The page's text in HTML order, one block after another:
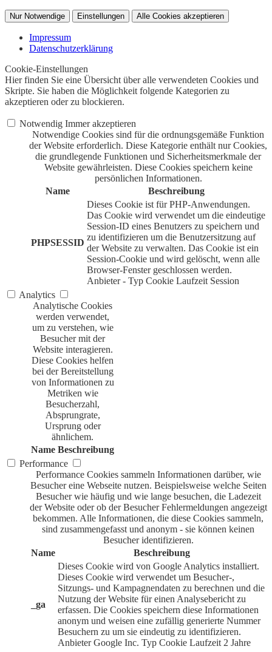
Nur Notwendige Einstellungen Alle Cookies akzeptieren
Impressum
Datenschutzerklärung
Cookie-Einstellungen
Hier finden Sie eine Übersicht über alle verwendeten Cookies und
Skripte. Sie haben die Möglichkeit folgende Kategorien zu
akzeptieren oder zu blockieren.
Notwendig Immer akzeptieren
Notwendige Cookies sind für die ordnungsgemäße Funktion
der Website erforderlich. Diese Kategorie enthält nur Cookies,
die grundlegende Funktionen und Sicherheitsmerkmale der
Website gewährleisten. Diese Cookies speichern keine
persönlichen Informationen.
Name
Beschreibung
PHPSESSID
Dieses Cookie ist für PHP-Anwendungen.
Das Cookie wird verwendet um die eindeutige
Session-ID eines Benutzers zu speichern und
zu identifizieren um die Benutzersitzung auf
der Website zu verwalten. Das Cookie ist ein
Session-Cookie und wird gelöscht, wenn alle
Browser-Fenster geschlossen werden.
Anbieter - Typ Cookie Laufzeit Session
Analytics
Analytische Cookies
werden verwendet,
um zu verstehen, wie
Besucher mit der
Website interagieren.
Diese Cookies helfen
bei der Bereitstellung
von Informationen zu
Metriken wie
Besucherzahl,
Absprungrate,
Ursprung oder
ähnlichem.
Name Beschreibung
Performance
Performance Cookies sammeln Informationen darüber, wie
Besucher eine Webseite nutzen. Beispielsweise welche Seiten
Besucher wie häufig und wie lange besuchen, die Ladezeit
der Website oder ob der Besucher Fehlermeldungen angezeigt
bekommen. Alle Informationen, die diese Cookies sammeln,
sind zusammengefasst und anonym - sie können keinen
Besucher identifizieren.
Name
Beschreibung
_ga
Dieses Cookie wird von Google Analytics installiert.
Dieses Cookie wird verwendet um Besucher-,
Sitzungs- und Kampagnendaten zu berechnen und die
Nutzung der Website für einen Analysebericht zu
erfassen. Die Cookies speichern diese Informationen
anonym und weisen eine zufällig generierte Nummer
Besuchern zu um sie eindeutig zu identifizieren.
Anbieter Google Inc. Typ Cookie Laufzeit 2 Jahre